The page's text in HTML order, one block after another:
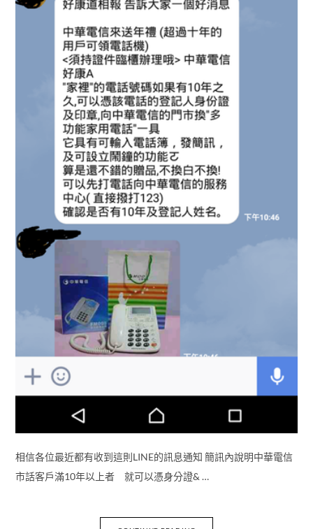
相信各位最近都有收到這則LINE的訊息通知 簡訊內說明中華電信
市話客戶滿10年以上者 就可以憑身分證& …